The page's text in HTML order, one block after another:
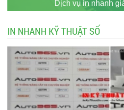
Dịch vụ in nhanh
IN NHANH KỸ THUẬT SỐ